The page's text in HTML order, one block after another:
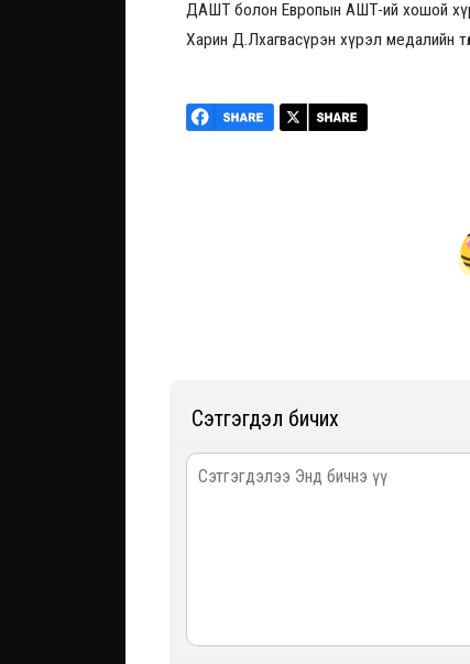
ДАШТ болон Европын АШТ-ий хошой
Харин Д.Лхагвасүрэн хүрэл медалийн
Сэтгэгдэл бичих